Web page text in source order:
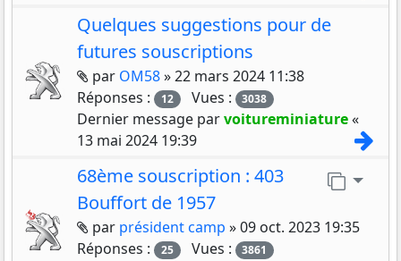
Quelques suggestions pour de
futures souscriptions
Pièces jointes
par OM58»22 mars 2024 11:38
Réponses :
12 Vues : 3038
Dernier message parvoitureminiature«
13 mai 2024 19:39
Aller
68ème souscription : 403
Bouffort de 1957
Pièces jointes
par président camp »09 oct. 2023 19:35
Réponses :
25 Vues : 3861